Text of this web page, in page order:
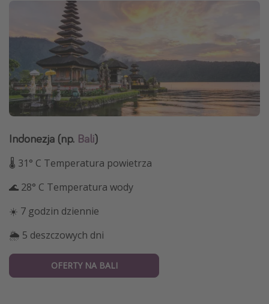
Indonezja (np. Bali)
🌡 31° C Temperatura powietrza
🌊 28° C Temperatura wody
☀️ 7 godzin dziennie
🌦 5 deszczowych dni
OFERTY NA BALI